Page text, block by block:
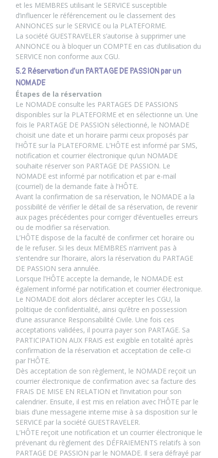
et les MEMBRES utilisant le SERVICE susceptible
d’influencer le référencement ou le classement des
ANNONCES sur le SERVICE ou la PLATEFORME.
La société GUESTRAVELER s’autorise à supprimer une
ANNONCE ou à bloquer un COMPTE en cas d’utilisation du
SERVICE non conforme aux CGU.
5.2 Réservation d’un PARTAGE DE PASSION par un
NOMADE
Étapes de la réservation
Le NOMADE consulte les PARTAGES DE PASSIONS
disponibles sur la PLATEFORME et en sélectionne un. Une
fois le PARTAGE DE PASSION sélectionné, le NOMADE
choisit une date et un horaire parmi ceux proposés par
l’HÔTE sur la PLATEFORME. L’HÔTE est informé par SMS,
notification et courrier électronique qu’un NOMADE
souhaite réserver son PARTAGE DE PASSION. Le
NOMADE est informé par notification et par e-mail
(courriel) de la demande faite à l’HÔTE.
Avant la confirmation de sa réservation, le NOMADE a la
possibilité de vérifier le détail de sa réservation, de revenir
aux pages précédentes pour corriger d’éventuelles erreurs
ou de modifier sa réservation.
L’HÔTE dispose de la faculté de confirmer cet horaire ou
de le refuser. Si les deux MEMBRES n’arrivent pas à
s’entendre sur l’horaire, alors la réservation du PARTAGE
DE PASSION sera annulée.
Lorsque l’HÔTE accepte la demande, le NOMADE est
également informé par notification et courrier électronique.
Le NOMADE doit alors déclarer accepter les CGU, la
politique de confidentialité, ainsi qu’être en possession
d’une assurance Responsabilité Civile. Une fois ces
acceptations validées, il pourra payer son PARTAGE. Sa
PARTICIPATION AUX FRAIS est exigible en totalité après
confirmation de la réservation et acceptation de celle-ci
par l’HÔTE.
Dès acceptation de son règlement, le NOMADE reçoit un
courrier électronique de confirmation avec sa facture des
FRAIS DE MISE EN RELATION et l’invitation pour son
calendrier. Ensuite, il est mis en relation avec l’HÔTE par le
biais d’une messagerie interne mise à sa disposition sur le
SERVICE par la société GUESTRAVELER.
L’HÔTE reçoit une notification et un courrier électronique le
prévenant du règlement des DÉFRAIEMENTS relatifs à son
PARTAGE DE PASSION par le NOMADE. Il sera défrayé par